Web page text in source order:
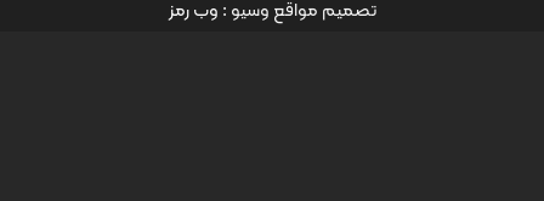
تصميم مواقع وسيو: وب رمز